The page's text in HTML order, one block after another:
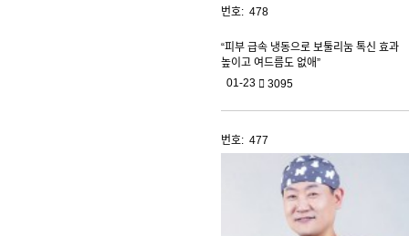
478
“피부 급속 냉동으로 보툴리눔 톡신 효과
높이고 여드름도 없애”
01-23
3095
477